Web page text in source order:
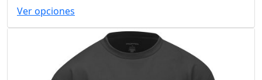
Ver opciones